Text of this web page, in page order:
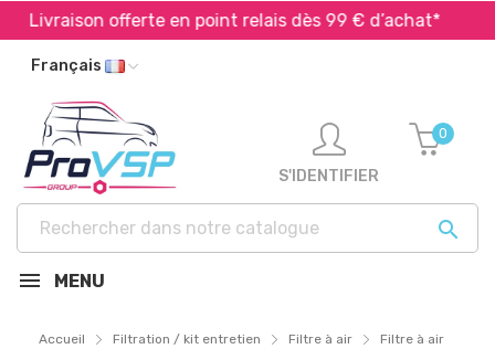
Livraison offerte en point relais dès 99 € d’achat*
Français

S'IDENTIFIER
0
MENU
Accueil Filtration / kit entretien Filtre à air Filtre à air